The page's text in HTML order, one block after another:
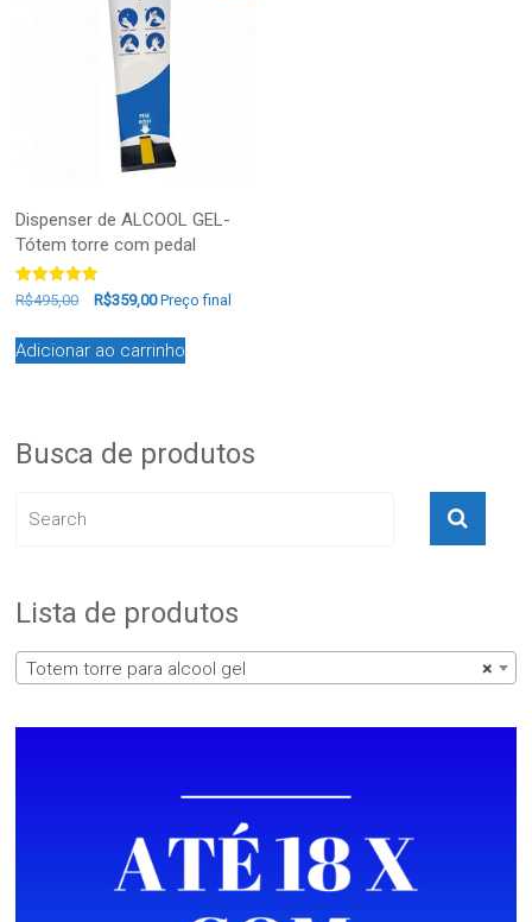
Dispenser de ALCOOL GEL-
Tótem torre com pedal
Avaliação
5.00
R$495,00 R$359,00 Preço final
Adicionar ao carrinho
Busca de produtos
Lista de produtos
×
Totem torre para alcool gel